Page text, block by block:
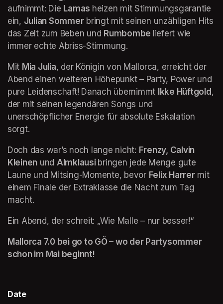
aufnimmt: Die Lamas heizen mit Stimmungsgarantie
ein, Julian Sommer bringt mit seinen unzähligen Hits
das Zelt zum Beben und Rumbombe liefert wie
immer echte Abriss-Stimmung.
Mit Mia Julia, der Königin von Mallorca, erreicht der
Abend einen weiteren Höhepunkt – Party, Power und
pure Leidenschaft! Danach übernimmt Ikke Hüftgold,
der mit seinen legendären Songs und
unerschöpflicher Energie für absolute Eskalation
sorgt.
Doch das war’s noch lange nicht: Frenzy, Calvin
Kleinen und Almklausi bringen jede Menge gute
Laune und Mitsing-Momente, bevor Felix Harrer mit
einem Finale der Extraklasse die Nacht zum Tag
macht.
Ein Abend, der schreit: „Wie Malle – nur besser!“
Mallorca 7.0 bei go to GÖ – wo der Partysommer
schon im Mai beginnt!
Date